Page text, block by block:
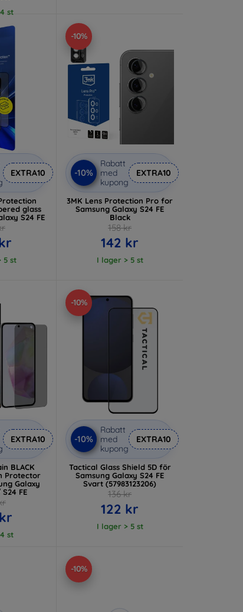
st
EXTRA10
glass
S24 FE
5 st
-10%
-10%
Rabatt
med
kupong
EXTRA10
3MK Lens Protection Pro for
Samsung Galaxy S24 FE
Black
158 kr
142 kr
I lager > 5 st
EXTRA10
BLACK
Protector
Galaxy
FE
st
-10%
-10%
Rabatt
med
kupong
EXTRA10
Tactical Glass Shield 5D för
Samsung Galaxy S24 FE
Svart (57983123206)
136 kr
122 kr
I lager > 5 st
-10%